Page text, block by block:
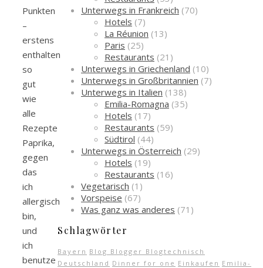
Punkten
–
erstens
enthalten
so
gut
wie
alle
Rezepte
Paprika,
gegen
das
ich
allergisch
bin,
und
ich
benutze
Unterwegs in Frankreich (70)
Hotels (7)
La Réunion (13)
Paris (25)
Restaurants (21)
Unterwegs in Griechenland (10)
Unterwegs in Großbritannien (7)
Unterwegs in Italien (138)
Emilia-Romagna (35)
Hotels (17)
Restaurants (59)
Südtirol (44)
Unterwegs in Österreich (29)
Hotels (19)
Restaurants (16)
Vegetarisch (1)
Vorspeise (67)
Was ganz was anderes (71)
Schlagwörter
Bayern Blog Blogger Blogtechnisch
Deutschland Dinner for one Einkaufen Emilia-